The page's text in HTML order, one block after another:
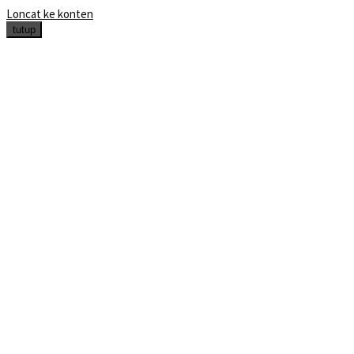
Loncat ke konten
tutup